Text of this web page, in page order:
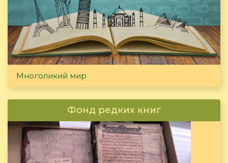
Многоликий мир
Фонд редких книг